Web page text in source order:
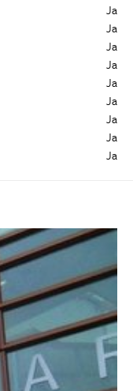
Ja
Ja
Ja
Ja
Ja
Ja
Ja
Ja
Ja